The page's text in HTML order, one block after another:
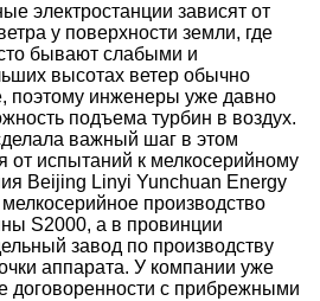
электростанции зависят от
у поверхности земли, где
бывают слабыми и
высотах ветер обычно
поэтому инженеры уже давно
подъема турбин в воздух.
важный шаг в этом
от испытаний к мелкосерийному
Beijing Linyi Yunchuan Energy
производство
S2000, а в провинции
завод по производству
аппарата. У компании уже
договоренности с прибрежными